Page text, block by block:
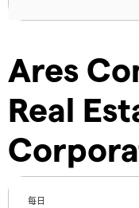
Ares
Real
每日